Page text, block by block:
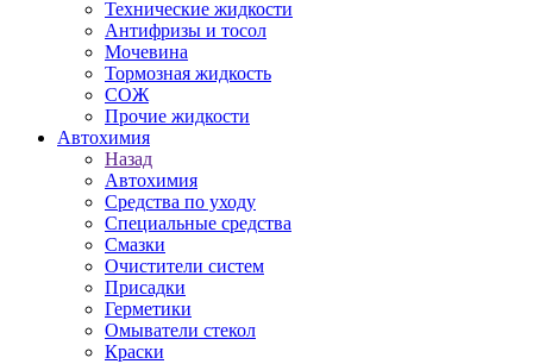
Технические жидкости
Антифризы и тосол
Мочевина
Тормозная жидкость
СОЖ
Прочие жидкости
Автохимия
Назад
Автохимия
Средства по уходу
Специальные средства
Смазки
Очистители систем
Присадки
Герметики
Омыватели стекол
Краски